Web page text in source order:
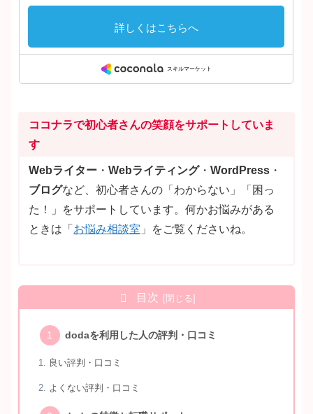
ココナラで初心者さんの笑顔をサポートしていま
す
Webライター・ Webライティング・ WordPress・
ブログなど、初心者さんの「わからない」「困っ
た！」をサポートしています。何かお悩みがある
ときは「 お悩み相談室 」をご覧くださいね。
目次
dodaを利用した人の評判・口コミ
良い評判・口コミ
よくない評判・口コミ